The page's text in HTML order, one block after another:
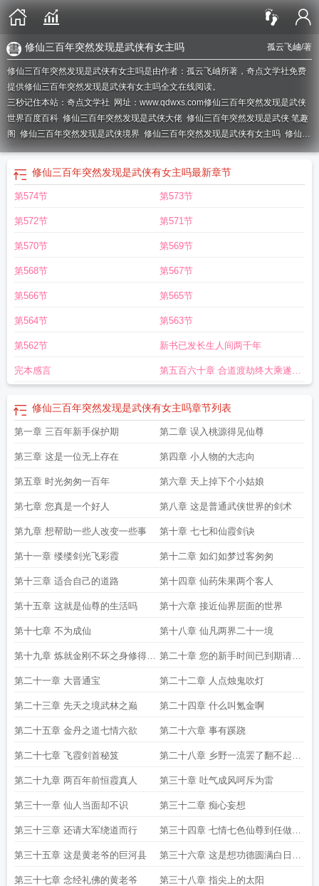
孤云飞岫/著
修仙三百年突然发现是武侠有女主吗
修仙三百年突然发现是武侠有女主吗是由作者：孤云飞岫所著，奇点文学社免费
提供修仙三百年突然发现是武侠有女主吗全文在线阅读。
三秒记住本站：奇点文学社 网址：www.qdwxs.com修仙三百年突然发现是武侠
世界百度百科 修仙三百年突然发现是武侠大佬 修仙三百年突然发现是武侠 笔趣
阁 修仙三百年突然发现是武侠境界 修仙三百年突然发现是武侠有女主吗 修仙几
千年修仙三百年突然发现是武侠 孤云飞岫长生修仙从暮年娶妻开始修仙三百
年突然发现是武侠免费阅读
修仙三百年突然发现是武侠笔趣阁
发现是武侠百度百科女主
界得道成仙
修仙三百年突然发现是武侠世界修仙三百年突然发现是武侠好看
百年突然发现是武侠境界划分
你们练武我修仙 崔恒修仙三百年突然发现是武
侠修仙三百年突然发现是武侠TXT 修仙三百年突然发现是武侠动漫
的修仙三千年回归都市的
修仙三百年突然发现是武侠有女主吗最新章节
第574节 第573节
第572节 第571节
第570节 第569节
第568节 第567节
第566节 第565节
第564节 第563节
第562节 新书已发长生人间两千年
完本感言 第五百六十章 合道渡劫终大乘遂古
修仙三百年突然发现是武侠有女主吗章节列表
第一章 三百年新手保护期 第二章 误入桃源得见仙尊
第三章 这是一位无上存在 第四章 小人物的大志向
第五章 时光匆匆一百年 第六章 天上掉下个小姑娘
第七章 您真是一个好人 第八章 这是普通武侠世界的剑术
第九章 想帮助一些人改变一些事 第十章 七七和仙霞剑诀
第十一章 缕缕剑光飞彩霞 第十二章 如幻如梦过客匆匆
第十三章 适合自己的道路 第十四章 仙药朱果两个客人
第十五章 这就是仙尊的生活吗 第十六章 接近仙界层面的世界
第十七章 不为成仙 第十八章 仙凡两界二十一境
第十九章 炼就金刚不坏之身修得圆
满无暇之神
第二十章 您的新手时间已到期请及
时充值
第二十一章 大晋通宝 第二十二章 人点烛鬼吹灯
第二十三章 先天之境武林之巅 第二十四章 什么叫氪金啊
第二十五章 金丹之道七情六欲 第二十六章 事有蹊跷
第二十七章 飞霞剑首秘笈 第二十八章 乡野一流罢了翻不起什
么风浪
第二十九章 两百年前恒霞真人 第三十章 吐气成风呵斥为雷
第三十一章 仙人当面却不识 第三十二章 痴心妄想
第三十三章 还请大军绕道而行 第三十四章 七情七色仙尊到任做县
尊
第三十五章 这是黄老爷的巨河县 第三十六章 这是想功德圆满白日飞
升啊
第三十七章 念经礼佛的黄老爷 第三十八章 指尖上的太阳